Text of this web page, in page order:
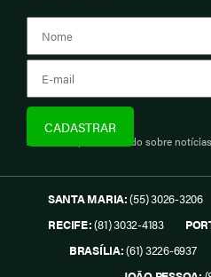
Assine e fique informado sobre
SANTA MARIA:(55) 3026-3206
RECIFE:(81) 3032-4183
BRASÍLIA:(61) 3226-6937